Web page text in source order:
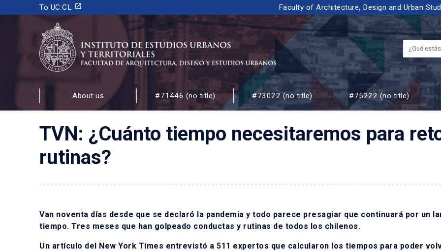
To UC.CL launch Faculty of Architecture, Design and Urban
INSTITUTO DE ESTUDIOS URBANOS
Y TERRITORIALES
FACULTAD DE ARQUITECTURA, DISEÑO Y ESTUDIOS URBANOS
About us #71446 (no title) #73022 (no title) #75222 (no title)
TVN: ¿Cuánto tiempo necesitaremos para
rutinas?
Van noventa días desde que se declaró la pandemia y todo parece presagiar que continuará por un
tiempo. Tres meses que han golpeado conductas y rutinas de todos los chilenos.
Un artículo del New York Times entrevistó a 511 expertos que calcularon los tiempos para poder